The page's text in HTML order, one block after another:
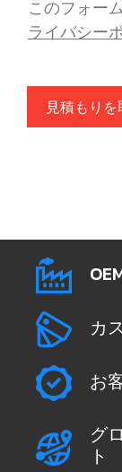
このフォー
ライバシー
見積もりを
カ
お
グ
ト